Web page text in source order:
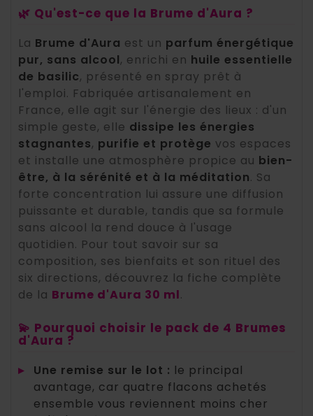
🌿 Qu'est-ce que la Brume d'Aura ?
La Brume d'Aura est un parfum énergétique
pur, sans alcool, enrichi en huile essentielle
de basilic, présenté en spray prêt à
l'emploi. Fabriquée artisanalement en
France, elle agit sur l'énergie des lieux : d'un
simple geste, elle dissipe les énergies
stagnantes, purifie et protège vos espaces
et installe une atmosphère propice au bien-
être, à la sérénité et à la méditation. Sa
forte concentration lui assure une diffusion
puissante et durable, tandis que sa formule
sans alcool la rend douce à l'usage
quotidien. Pour tout savoir sur sa
composition, ses bienfaits et son rituel des
six directions, découvrez la fiche complète
de la Brume d'Aura 30 ml.
💫 Pourquoi choisir le pack de 4 Brumes
d'Aura ?
▸ Une remise sur le lot : le principal
avantage, car quatre flacons achetés
ensemble vous reviennent moins cher